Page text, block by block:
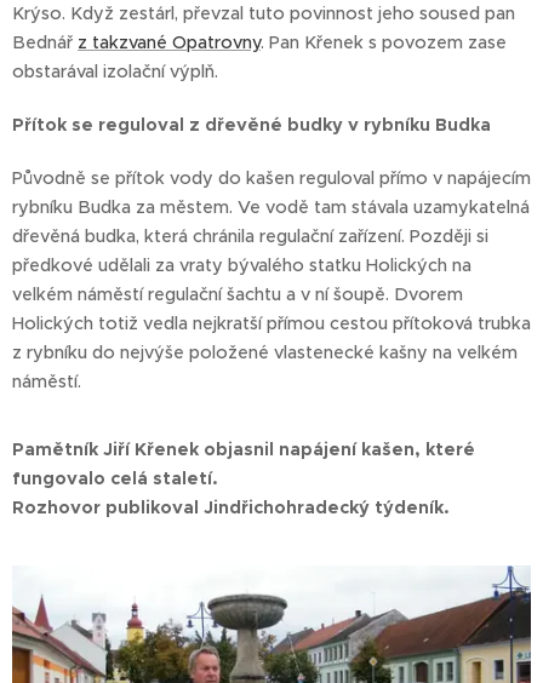
Krýso. Když zestárl, převzal tuto povinnost jeho soused pan
Bednář z takzvané Opatrovny. Pan Křenek s povozem zase
obstarával izolační výplň.
Přítok se reguloval z dřevěné budky v rybníku Budka
Původně se přítok vody do kašen reguloval přímo v napájecím
rybníku Budka za městem. Ve vodě tam stávala uzamykatelná
dřevěná budka, která chránila regulační zařízení. Později si
předkové udělali za vraty bývalého statku Holických na
velkém náměstí regulační šachtu a v ní šoupě. Dvorem
Holických totiž vedla nejkratší přímou cestou přítoková trubka
z rybníku do nejvýše položené vlastenecké kašny na velkém
náměstí.
Pamětník Jiří Křenek objasnil napájení kašen, které
fungovalo celá staletí.
Rozhovor publikoval Jindřichohradecký týdeník.